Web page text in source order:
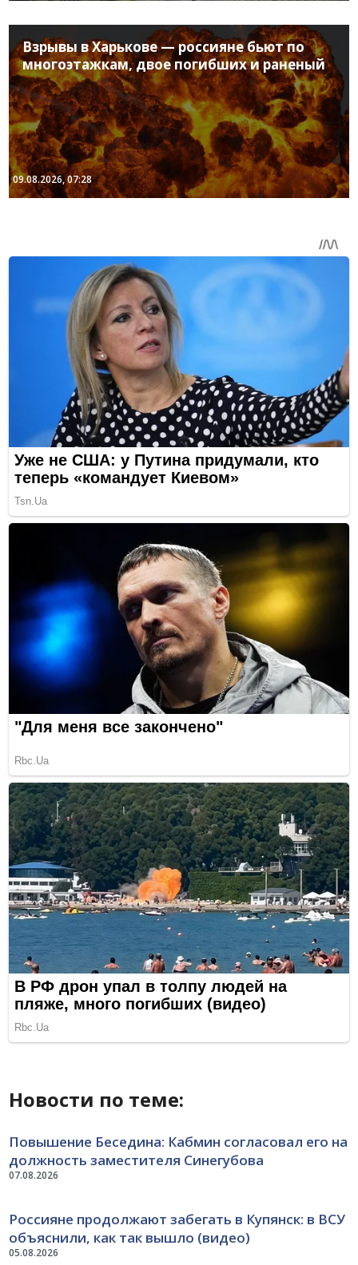
Взрывы в Харькове — россияне бьют по
многоэтажкам, двое погибших и раненый
09.08.2026, 07:28
Новости по теме:
07.08.2026
Повышение Беседина: Кабмин согласовал его на
должность заместителя Синегубова
05.08.2026
Россияне продолжают забегать в Купянск: в ВСУ
объяснили, как так вышло (видео)